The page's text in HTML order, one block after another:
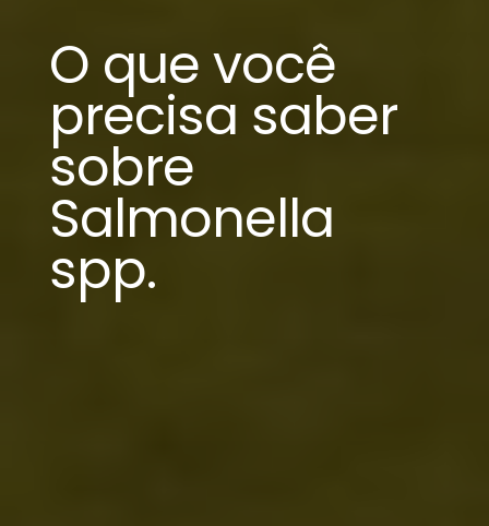
O que você
precisa saber
sobre
Salmonella
spp.